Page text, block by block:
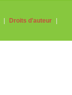
Droits d'auteur